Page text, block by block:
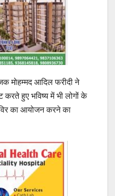
मोहम्मद आदिल फरीदी ने
हुए भविष्य में भी लोगों के
का आयोजन करने का